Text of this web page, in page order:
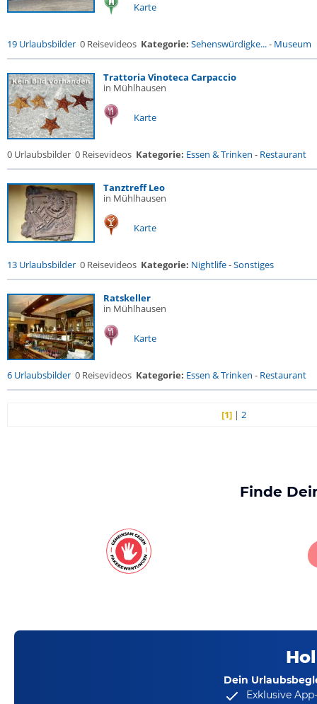
Karte
19 Urlaubsbilder 0 Reisevideos Kategorie: Sehenswürdigke...- Museum
Trattoria Vinoteca Carpaccio
in Mühlhausen
Karte
0 Urlaubsbilder 0 Reisevideos Kategorie: Essen & Trinken - Restaurant
Tanztreff Leo
in Mühlhausen
Karte
13 Urlaubsbilder 0 Reisevideos Kategorie: Nightlife-Sonstiges
Ratskeller
in Mühlhausen
Karte
6 Urlaubsbilder 0 Reisevideos Kategorie: Essen & Trinken - Restaurant
[1] |2
Finde
Dein
Exklusive